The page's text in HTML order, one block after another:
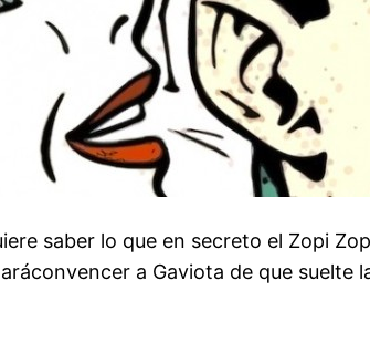
saber lo que en secreto el Zopi
a Gaviota de que suelte